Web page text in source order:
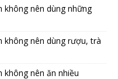
không nên dùng những
không nên dùng rượu, trà
không nên ăn nhiều